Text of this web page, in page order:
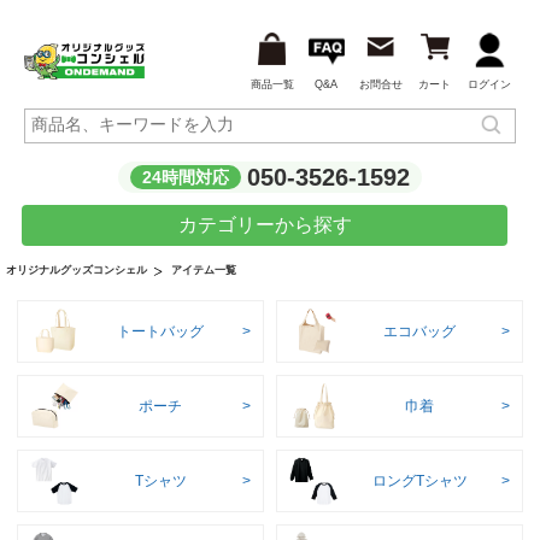
商品一覧 Q&A お問合せ カート ログイン
24時間対応 050-3526-1592
カテゴリーから探す
オリジナルグッズコンシェル アイテム一覧
トートバッグ エコバッグ
ポーチ 巾着
Tシャツ ロングTシャツ